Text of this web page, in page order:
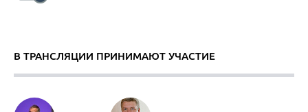
В ТРАНСЛЯЦИИ ПРИНИМАЮТ УЧАСТИЕ